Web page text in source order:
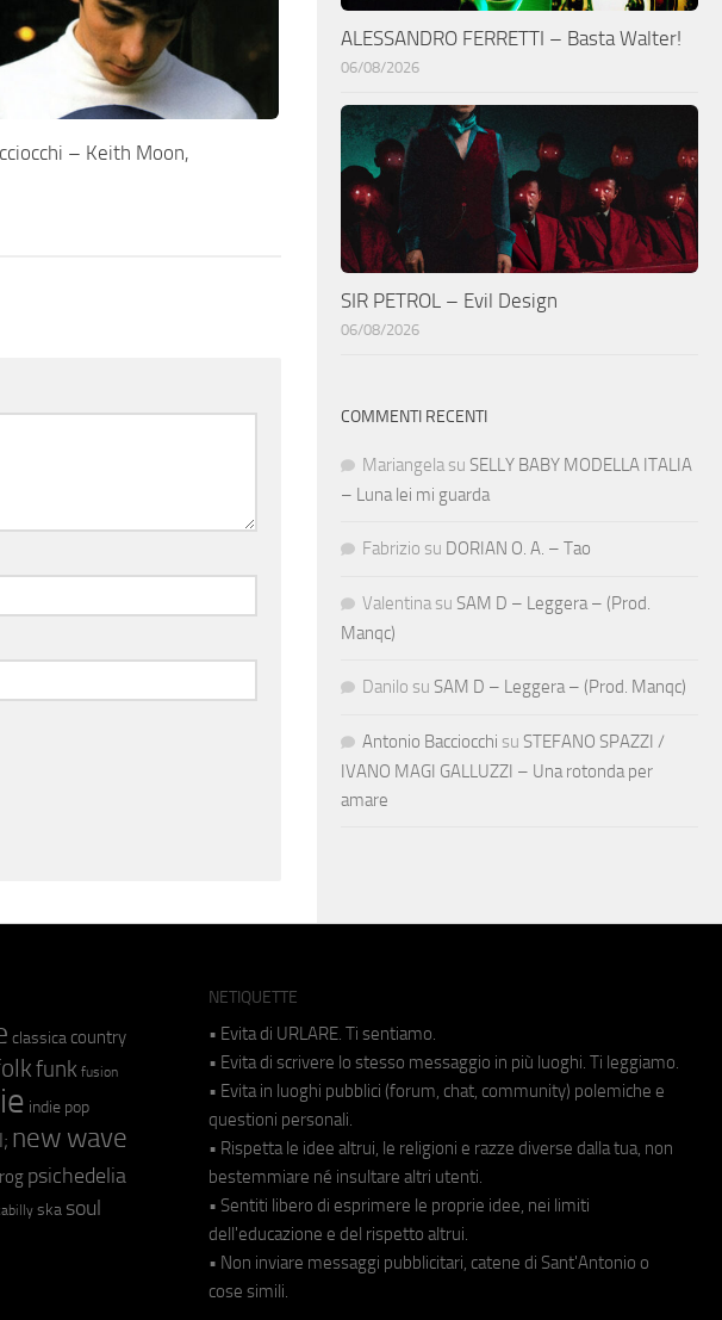
– Keith Moon,
ALESSANDRO FERRETTI – Basta Walter!
06/08/2026
SIR PETROL – Evil Design
06/08/2026
COMMENTI RECENTI
Mariangela su SELLY BABY MODELLA ITALIA
– Luna lei mi guarda
Fabrizio su DORIAN O. A. – Tao
Valentina su SAM D – Leggera – (Prod.
Manqc)
Danilo su SAM D – Leggera – (Prod. Manqc)
Antonio Bacciocchi su STEFANO SPAZZI /
IVANO MAGI GALLUZZI – Una rotonda per
amare
classica country
funk fusion
indie pop
new wave
psichedelia
ska soul
NETIQUETTE
• Evita di URLARE. Ti sentiamo.
• Evita di scrivere lo stesso messaggio in più luoghi. Ti leggiamo.
• Evita in luoghi pubblici (forum, chat, community) polemiche e
questioni personali.
• Rispetta le idee altrui, le religioni e razze diverse dalla tua, non
bestemmiare né insultare altri utenti.
• Sentiti libero di esprimere le proprie idee, nei limiti
dell'educazione e del rispetto altrui.
• Non inviare messaggi pubblicitari, catene di Sant'Antonio o
cose simili.